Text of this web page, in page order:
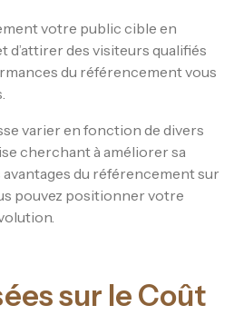
votre public cible en
des visiteurs qualifiés
du référencement vous
varier en fonction de divers
cherchant à améliorer sa
du référencement sur
pouvez positionner votre
sur le Coût